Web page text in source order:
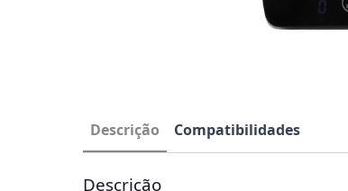
Descrição Compatibilidades
Descrição